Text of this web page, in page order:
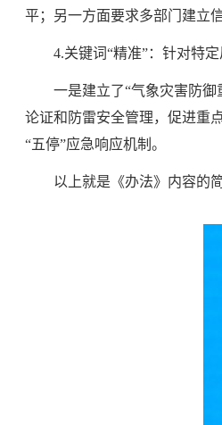
平；另一方面要求多部门建立
4.关键词“精准”：针对特
一是建立了“气象灾害防
论证和防雷安全管理，促进重
“五停”应急响应机制。
以上就是《办法》内容的